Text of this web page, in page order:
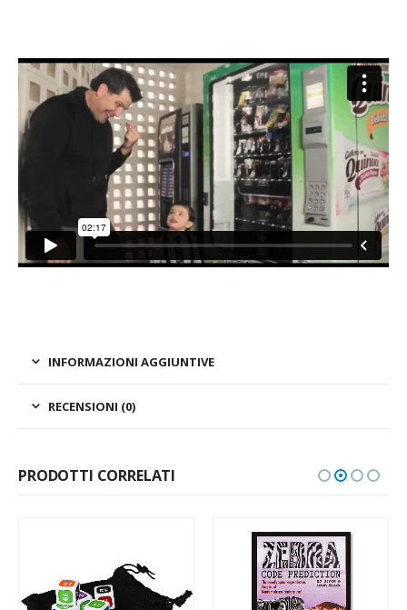
INFORMAZIONI AGGIUNTIVE
RECENSIONI (0)
PRODOTTI CORRELATI